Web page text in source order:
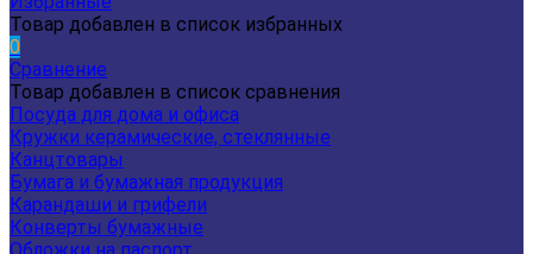
Товар добавлен в список избранных
0
Сравнение
Товар добавлен в список сравнения
Посуда для дома и офиса
Кружки керамические, стеклянные
Канцтовары
Бумага и бумажная продукция
Карандаши и грифели
Конверты бумажные